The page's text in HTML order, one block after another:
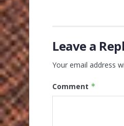
Leave a
Your email address
Comment *